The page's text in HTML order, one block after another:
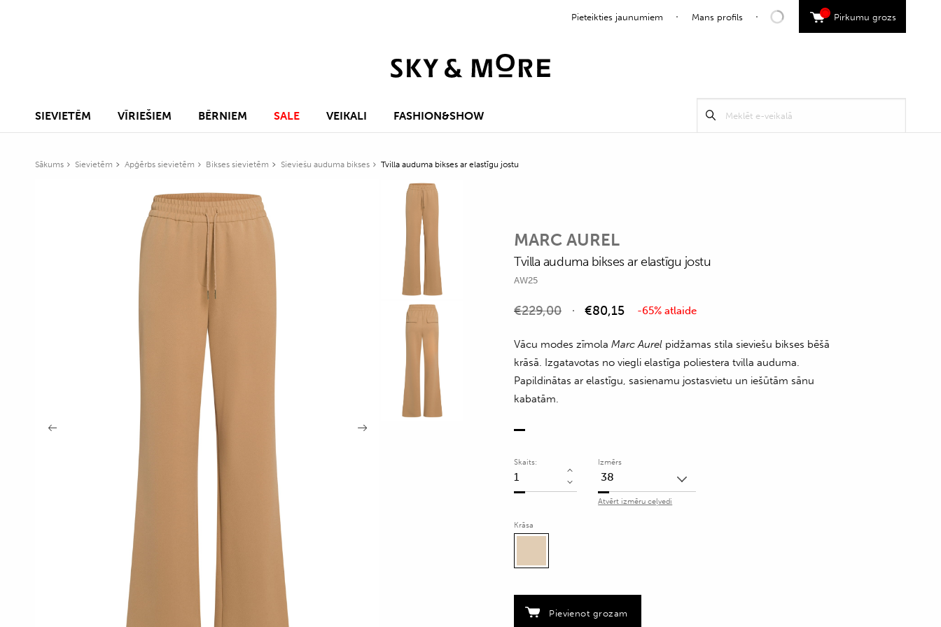
Pieteikties jaunumiem Mans profils Pirkumu grozs
0
SIEVIETĒM VĪRIEŠIEM BĒRNIEM SALE VEIKALI FASHION&SHOW Meklēt
Sākums Sievietēm Apģērbs sievietēm Bikses sievietēm Sieviešu auduma bikses Tvilla auduma bikses ar elastīgu jostu
MARC AUREL
Tvilla auduma bikses ar elastīgu jostu
AW25
€229,00 €80,15 -65% atlaide
Vācu modes zīmolaMarc Aurel pidžamas stila sieviešu bikses bēšā
krāsā. Izgatavotas no viegli elastīga poliestera tvilla auduma.
Papildinātas ar elastīgu, sasienamu jostasvietu un iešūtām sānu
kabatām.
Skaits:
Tvilla
auduma
ar
Izmērs
Atvērt izmēru ceļvedi
Krāsa
Pievienot grozam